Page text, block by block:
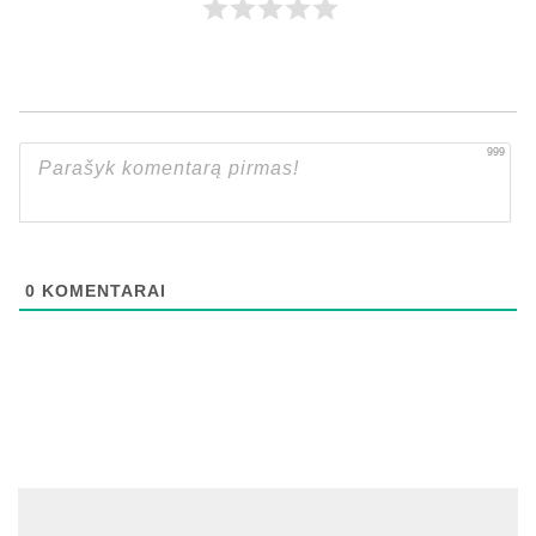
999
0 KOMENTARAI